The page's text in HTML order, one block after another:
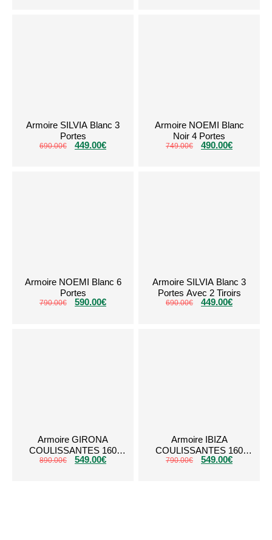
Armoire SILVIA Blanc 3
Portes
690.00€ 449.00€
Armoire NOEMI Blanc
Noir 4 Portes
749.00€ 490.00€
Armoire NOEMI Blanc 6
Portes
790.00€ 590.00€
Armoire SILVIA Blanc 3
Portes Avec 2 Tiroirs
690.00€ 449.00€
Armoire GIRONA
COULISSANTES 160
Beige
890.00€ 549.00€
Armoire IBIZA
COULISSANTES 160
Gris
790.00€ 549.00€